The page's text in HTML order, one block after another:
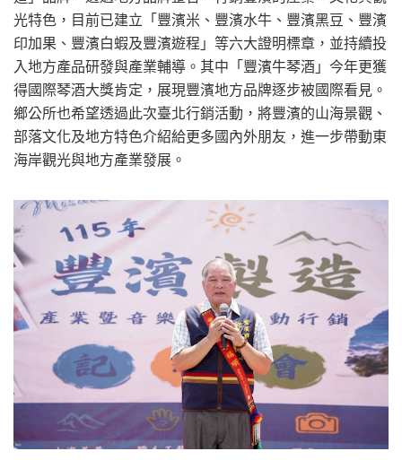
光特色，目前已建立「豐濱米、豐濱水牛、豐濱黑豆、豐濱
印加果、豐濱白蝦及豐濱遊程」等六大證明標章，並持續投
入地方產品研發與產業輔導。其中「豐濱牛琴酒」今年更獲
得國際琴酒大獎肯定，展現豐濱地方品牌逐步被國際看見。
鄉公所也希望透過此次臺北行銷活動，將豐濱的山海景觀、
部落文化及地方特色介紹給更多國內外朋友，進一步帶動東
海岸觀光與地方產業發展。